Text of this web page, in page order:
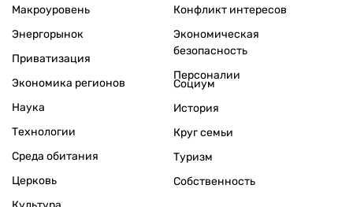
Макроуровень
Энергорынок
Приватизация
Экономика регионов
Конфликт интересов
Экономическая
безопасность
Персоналии
Наука
Технологии
Среда обитания
Церковь
Социум
История
Круг семьи
Туризм
Собственность